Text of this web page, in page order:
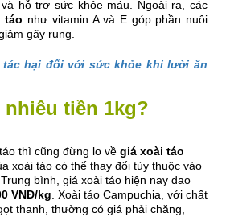
hỗ trợ sức khỏe máu. Ngoài ra, các
táo như vitamin A và E góp phần nuôi
gãy rụng.
tác hại đối với sức khỏe khi lười ăn
nhiêu tiền 1kg?
thì cũng đừng lo về giá xoài táo
xoài táo có thể thay đổi tùy thuộc vào
bình, giá xoài táo hiện nay dao
VNĐ/kg . Xoài táo Campuchia, với chất
thanh, thường có giá phải chăng,